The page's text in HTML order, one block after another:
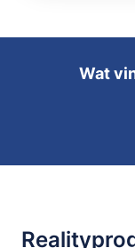
Wat